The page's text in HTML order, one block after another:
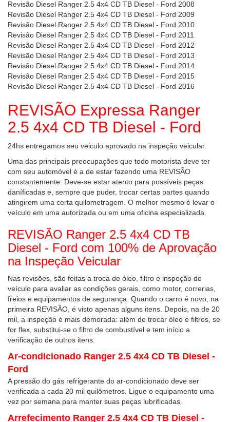
Revisão Diesel Ranger 2.5 4x4 CD TB Diesel - Ford 2008
Revisão Diesel Ranger 2.5 4x4 CD TB Diesel - Ford 2009
Revisão Diesel Ranger 2.5 4x4 CD TB Diesel - Ford 2010
Revisão Diesel Ranger 2.5 4x4 CD TB Diesel - Ford 2011
Revisão Diesel Ranger 2.5 4x4 CD TB Diesel - Ford 2012
Revisão Diesel Ranger 2.5 4x4 CD TB Diesel - Ford 2013
Revisão Diesel Ranger 2.5 4x4 CD TB Diesel - Ford 2014
Revisão Diesel Ranger 2.5 4x4 CD TB Diesel - Ford 2015
Revisão Diesel Ranger 2.5 4x4 CD TB Diesel - Ford 2016
REVISÃO Expressa Ranger
2.5 4x4 CD TB Diesel - Ford
24hs entregamos seu veiculo aprovado na inspeção veicular.
Uma das principais preocupações que todo motorista deve ter
com seu automóvel é a de estar fazendo uma REVISÃO
constantemente. Deve-se estar atento para possíveis peças
daníficadas e, sempre que puder, trocar certas partes quando
atingirem uma certa quilometragem. O melhor mesmo é levar o
veículo em uma autorizada ou em uma oficina especializada.
REVISÃO Ranger 2.5 4x4 CD TB
Diesel - Ford com 100% de Aprovação
na Inspeção Veicular
Nas revisões, são feitas a troca de óleo, filtro e inspeção do
veículo para avaliar as condições gerais, como motor, correrias,
freios e equipamentos de segurança. Quando o carro é novo, na
primeira REVISÃO, é visto apenas alguns itens. Depois, na de 20
mil, a inspeção é mais demorada: além de trocar óleo e filtros, se
for flex, substitui-se o filtro de combustível e tem início a
verificação de outros itens.
Ar-condicionado Ranger 2.5 4x4 CD TB Diesel -
Ford
A pressão do gás refrigerante do ar-condicionado deve ser
verificada a cada 20 mil quilômetros. Ligue o equipamento uma
vez por semana para manter suas peças lubrificadas.
Arrefecimento Ranger 2.5 4x4 CD TB Diesel -